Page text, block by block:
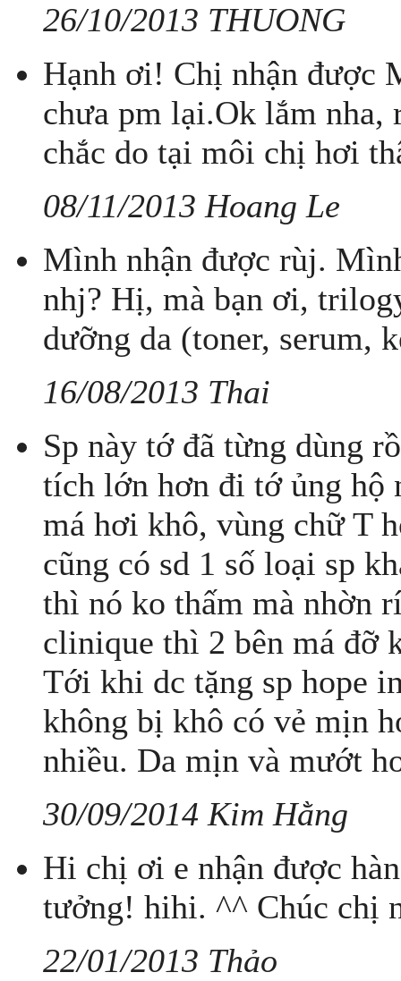
26/10/2013 THUONG
Hạnh ơi! Chị nhận được
chưa pm lại.Ok lắm nha,
chắc do tại môi chị hơi
08/11/2013 Hoang Le
Mình nhận được rùj.
nhj? Hị, mà bạn ơi,
dưỡng da (toner, serum,
16/08/2013 Thai
Sp này tớ đã từng dùng
tích lớn hơn đi tớ ủng hộ
má hơi khô, vùng chữ T
cũng có sd 1 số loại sp
thì nó ko thấm mà nhờn
clinique thì 2 bên má đỡ
Tới khi dc tặng sp hope
không bị khô có vẻ mịn
nhiều. Da mịn và mướt
30/09/2014 Kim Hằng
Hi chị ơi e nhận được
tưởng! hihi. ^^ Chúc chị
22/01/2013 Thảo